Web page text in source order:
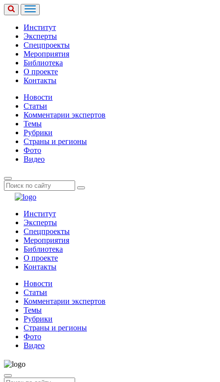
Институт
Эксперты
Спецпроекты
Мероприятия
Библиотека
О проекте
Контакты
Новости
Статьи
Комментарии экспертов
Темы
Рубрики
Страны и регионы
Фото
Видео
Институт
Эксперты
Спецпроекты
Мероприятия
Библиотека
О проекте
Контакты
Новости
Статьи
Комментарии экспертов
Темы
Рубрики
Страны и регионы
Фото
Видео